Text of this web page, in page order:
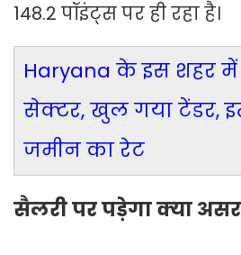
148.2 पॉइंट्स पर ही रहा है।
Haryana के इस शहर
सेक्टर, खुल गया टेंडर,
जमीन का रेट
सैलरी पर पड़ेगा क्या असर